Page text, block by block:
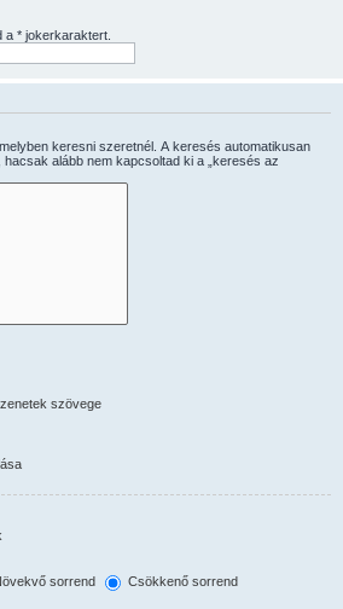
* jokerkaraktert.
keresni szeretnél. A keresés automatikusan
alább nem kapcsoltad ki a „keresés az
szövege
sorrend
Csökkenő sorrend